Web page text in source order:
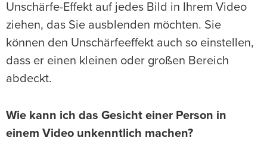
Unschärfe-Effekt auf jedes Bild in Ihrem Video
ziehen, das Sie ausblenden möchten. Sie
können den Unschärfeeffekt auch so einstellen,
dass er einen kleinen oder großen Bereich
abdeckt.
Wie kann ich das Gesicht einer Person in
einem Video unkenntlich machen?